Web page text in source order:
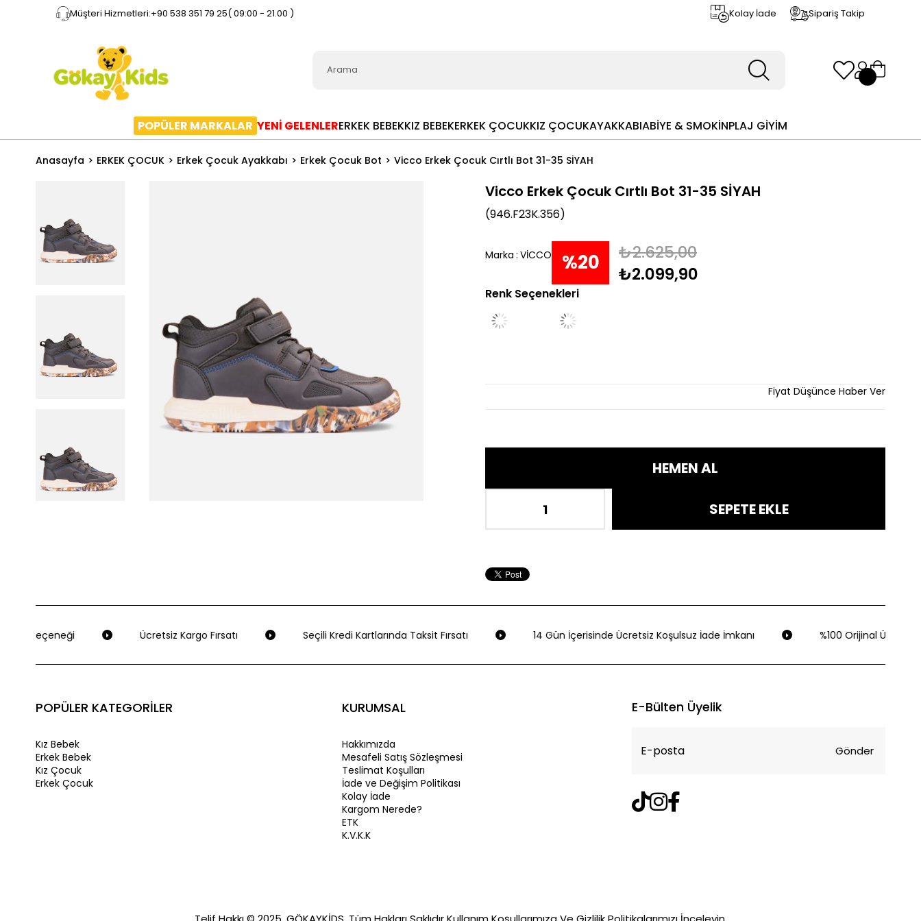
Müşteri Hizmetleri:+90 538 351 79 25( 09:00 - 21.00 ) Kolay İade Sipariş Takip
POPÜLER MARKALAR YENİ GELENLERERKEK BEBEKKIZ BEBEKERKEK ÇOCUKKIZ ÇOCUKAYAKKABIABİYE & SMOKİNPLAJ GİYİM
Anasayfa ERKEK ÇOCUK Erkek Çocuk Ayakkabı Erkek Çocuk Bot Vicco Erkek Çocuk Cırtlı Bot 31-35 SİYAH
Vicco Erkek Çocuk Cırtlı Bot 31-35 SİYAH
(946.F23K.356)
Marka : VİCCO %20
İndirim
₺2.625,00
₺2.099,90
Renk Seçenekleri
Fiyat Düşünce Haber Ver
Seçeneği Ücretsiz Kargo Fırsatı Seçili Kredi Kartlarında Taksit Fırsatı 14 Gün İçerisinde Ücretsiz Koşulsuz İade İmkanı %100 Orijinal Ürün
POPÜLER KATEGORİLER
Kız Bebek
Erkek Bebek
Kız Çocuk
Erkek Çocuk
KURUMSAL
Hakkımızda
Mesafeli Satış Sözleşmesi
Teslimat Koşulları
İade ve Değişim Politikası
Kolay İade
Kargom Nerede?
ETK
K.V.K.K
E-Bülten Üyelik
Gönder